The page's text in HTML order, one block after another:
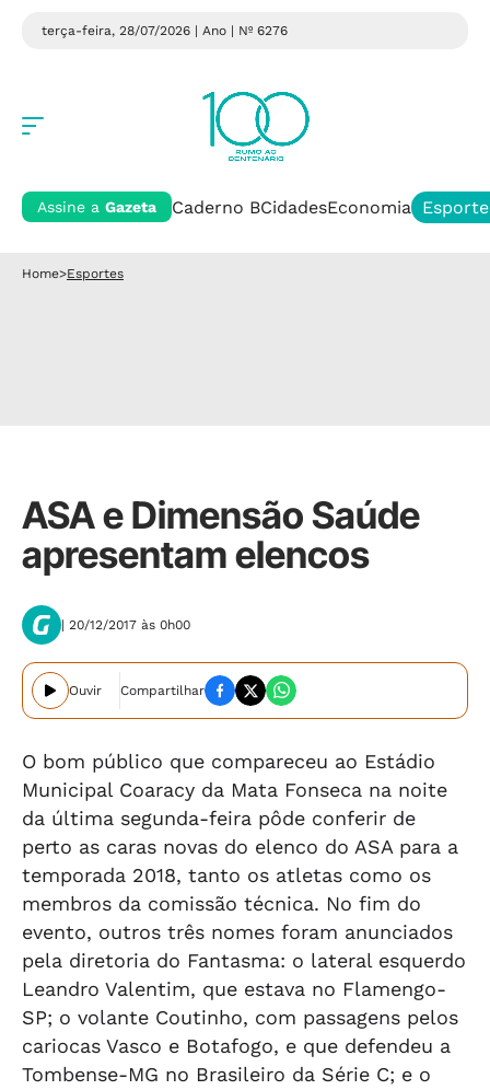
terça-feira, 28/07/2026 | Ano | Nº 6276
Assine a Gazeta Caderno BCidadesEconomia
Home>Esportes
ASA e Dimensão Saúde
apresentam elencos
| 20/12/2017 às 0h00
Ouvir Compartilhar
O bom público que compareceu ao Estádio
Municipal Coaracy da Mata Fonseca na noite
da última segunda-feira pôde conferir de
perto as caras novas do elenco do ASA para a
temporada 2018, tanto os atletas como os
membros da comissão técnica. No fim do
evento, outros três nomes foram anunciados
pela diretoria do Fantasma: o lateral esquerdo
Leandro Valentim, que estava no Flamengo-
SP; o volante Coutinho, com passagens pelos
cariocas Vasco e Botafogo, e que defendeu a
Tombense-MG no Brasileiro da Série C; e o